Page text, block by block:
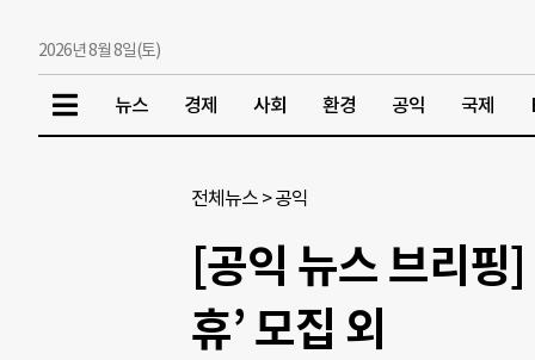
2026년 8월 8일(토)
뉴스 경제 사회 환경 공익 국제
전체뉴스 >공익
[공익 뉴스 브리핑
휴’ 모집 외